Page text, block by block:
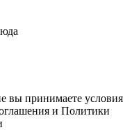
вы принимаете условия
и Политики